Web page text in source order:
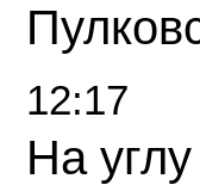
12:17
На